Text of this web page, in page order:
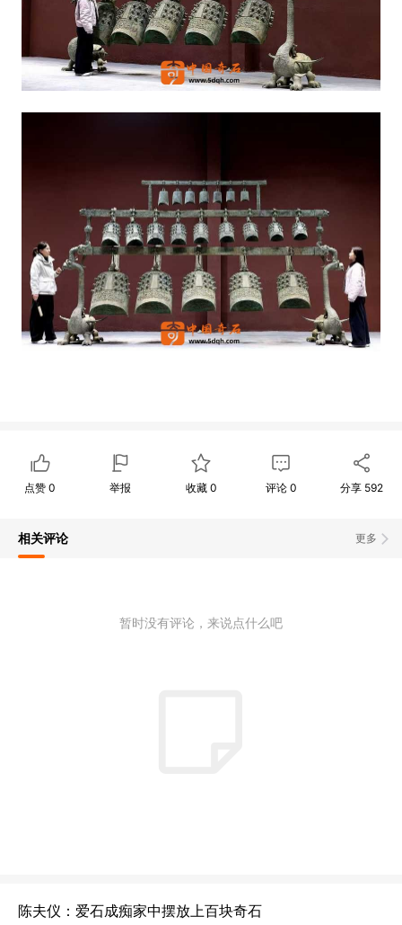
点赞0 举报 收藏 0 评论0 分享 592
更多
相关评论
暂时没有评论，来说点什么吧
陈夫仪：爱石成痴家中摆放上百块奇石